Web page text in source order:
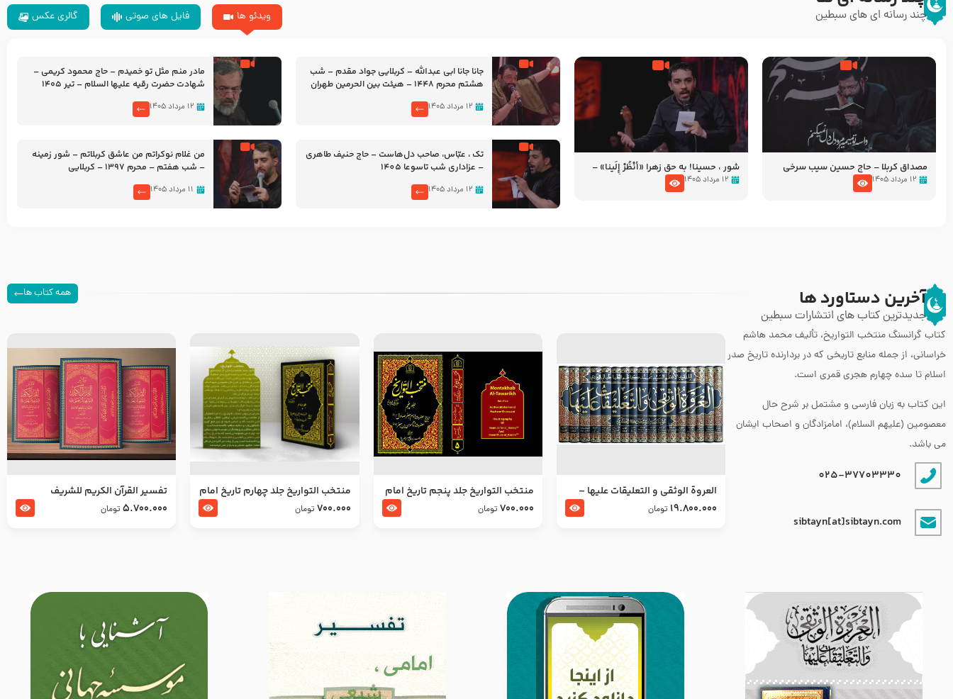
چند رسانه ای های سبطین ویدئو ها فایل های صوتی گالری عکس
مصداق کربلا – حاج حسین سیب سرخی
۱۲ مرداد ۱۴۰۵
شور ، حسینا! به‌ حق زهرا «أُنْظُرْ إِلَینا» –
عزاداری شب هفتم ماه محرّم 1405
۱۲ مرداد ۱۴۰۵
جانا جانا ابی عبدالله – کربلایی جواد مقدم – شب
هشتم محرم 1448 – هیئت بین الحرمین طهران
۱۲ مرداد ۱۴۰۵
مادر منم مثل تو خمیدم – حاج محمود کریمی –
شهادت حضرت رقیه علیها السلام – تیر ۱۴۰۵
۱۲ مرداد ۱۴۰۵
تک ، عبّاس، صاحب دل‌هاست – حاج حنیف طاهری
– عزاداری شب تاسوعا 1405
۱۲ مرداد ۱۴۰۵
من غلام نوکراتم من عاشق کربلاتم – شور زمینه
– شب هفتم – محرم 1397 – کربلایی
۱۱ مرداد ۱۴۰۵
آخرین دستاورد ها
جدیدترین کتاب های انتشارات سبطین
همه کتاب ها
کتاب گرانسنگ منتخب التواريخ، تألیف محمد هاشم
خراسانی، از جمله منابع تاریخی که در بردارنده تاریخ صدر
اسلام تا سده چهارم هجری قمری است.
این کتاب به زبان فارسی و مشتمل بر شرح حال
معصومین (علیهم السلام)، امامزادگان و اصحاب ایشان
می باشد.
025-37703330
sibtayn[at]sibtayn.com
العروة الوثقى و التعليقات عليها –
طرح جدید
19.800.000 تومان
منتخب التواریخ جلد پنجم تاریخ امام
جعفر صادق و امام موسی بن جعفر
700.000 تومان
منتخب التواریخ جلد چهارم تاریخ امام
زین العابدین و امام محمد باقر
700.000 تومان
تفسير القرآن الكريم للشريف
المرتضي قدس سرّه
5.700.000 تومان